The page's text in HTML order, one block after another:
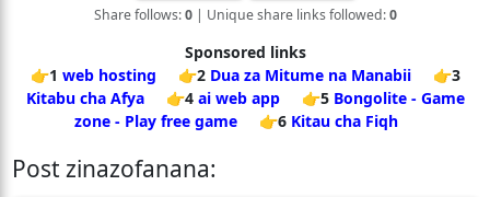
Share follows:0| Unique share links followed:0
Sponsored links
👉1 web hosting 👉2 Dua za Mitume na Manabii
👉3
Kitabu cha Afya
👉4 ai web app 👉5 Bongolite - Game
zone - Play free game
👉6 Kitau cha Fiqh
Post zinazofanana: